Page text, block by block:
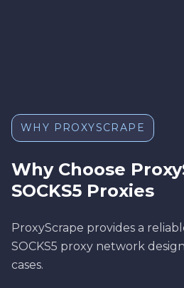
WHY PROXYSCRAPE
Why Choose
SOCKS5 Proxies
ProxyScrape provides a
SOCKS5 proxy network
cases.